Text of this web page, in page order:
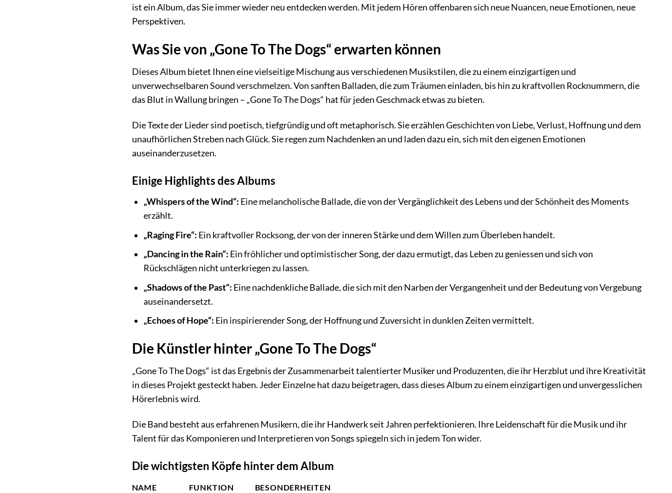
ist ein Album, das Sie immer wieder neu entdecken werden. Mit jedem Hören offenbaren sich neue Nuancen, neue Emotionen, neue
Perspektiven.
Was Sie von „Gone To The Dogs“ erwarten können
Dieses Album bietet Ihnen eine vielseitige Mischung aus verschiedenen Musikstilen, die zu einem einzigartigen und
unverwechselbaren Sound verschmelzen. Von sanften Balladen, die zum Träumen einladen, bis hin zu kraftvollen Rocknummern, die
das Blut in Wallung bringen – „Gone To The Dogs“ hat für jeden Geschmack etwas zu bieten.
Die Texte der Lieder sind poetisch, tiefgründig und oft metaphorisch. Sie erzählen Geschichten von Liebe, Verlust, Hoffnung und dem
unaufhörlichen Streben nach Glück. Sie regen zum Nachdenken an und laden dazu ein, sich mit den eigenen Emotionen
auseinanderzusetzen.
Einige Highlights des Albums
„Whispers of the Wind“: Eine melancholische Ballade, die von der Vergänglichkeit des Lebens und der Schönheit des Moments
erzählt.
„Raging Fire“: Ein kraftvoller Rocksong, der von der inneren Stärke und dem Willen zum Überleben handelt.
„Dancing in the Rain“: Ein fröhlicher und optimistischer Song, der dazu ermutigt, das Leben zu geniessen und sich von
Rückschlägen nicht unterkriegen zu lassen.
„Shadows of the Past“: Eine nachdenkliche Ballade, die sich mit den Narben der Vergangenheit und der Bedeutung von Vergebung
auseinandersetzt.
„Echoes of Hope“: Ein inspirierender Song, der Hoffnung und Zuversicht in dunklen Zeiten vermittelt.
Die Künstler hinter „Gone To The Dogs“
„Gone To The Dogs“ ist das Ergebnis der Zusammenarbeit talentierter Musiker und Produzenten, die ihr Herzblut und ihre Kreativität
in dieses Projekt gesteckt haben. Jeder Einzelne hat dazu beigetragen, dass dieses Album zu einem einzigartigen und unvergesslichen
Hörerlebnis wird.
Die Band besteht aus erfahrenen Musikern, die ihr Handwerk seit Jahren perfektionieren. Ihre Leidenschaft für die Musik und ihr
Talent für das Komponieren und Interpretieren von Songs spiegeln sich in jedem Ton wider.
Die wichtigsten Köpfe hinter dem Album
NAME FUNKTION BESONDERHEITEN